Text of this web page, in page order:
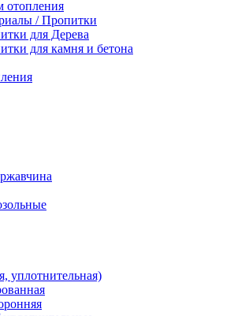
отопления
/ Пропитки
для Дерева
для камня и бетона
уплотнительная)